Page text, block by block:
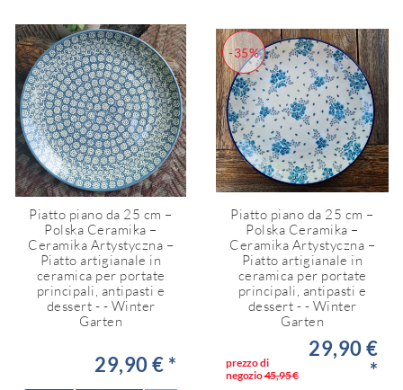
Piatto piano da 25 cm –
Polska Ceramika –
Ceramika Artystyczna –
Piatto artigianale in
ceramica per portate
principali, antipasti e
dessert - - Winter
Garten
29,90 € *
-35%
Piatto piano da 25 cm –
Polska Ceramika –
Ceramika Artystyczna –
Piatto artigianale in
ceramica per portate
principali, antipasti e
dessert - - Winter
Garten
prezzo di
negozio45,95 €
29,90 €
*